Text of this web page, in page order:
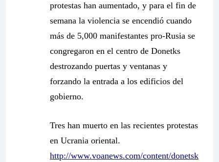
protestas han aumentado, y para el fin de
semana la violencia se encendió cuando
más de 5,000 manifestantes pro-Rusia se
congregaron en el centro de Donetks
destrozando puertas y ventanas y
forzando la entrada a los edificios del
gobierno.
Tres han muerto en las recientes protestas
en Ucrania oriental.
http://www.voanews.com/content/donetsk